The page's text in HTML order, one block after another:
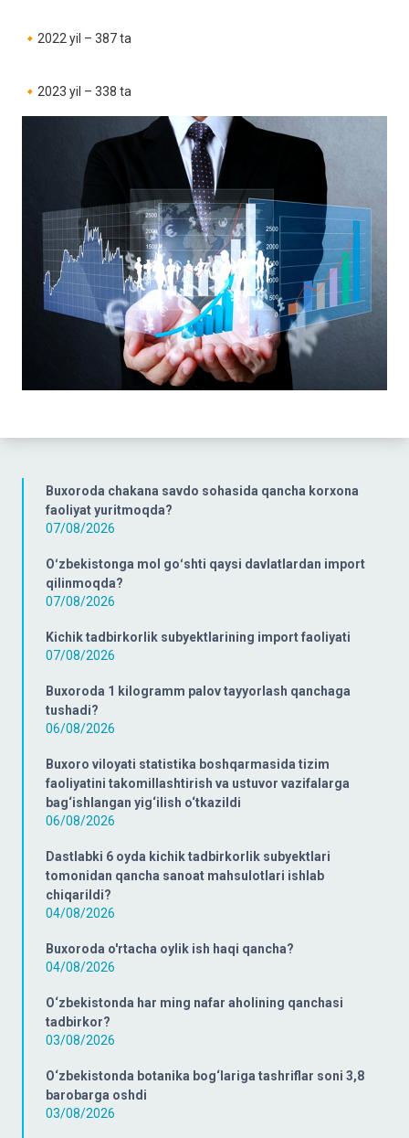
Buxoroda chakana savdo sohasida qancha korxona
faoliyat yuritmoqda?
07/08/2026
Oʻzbekistonga mol goʻshti qaysi davlatlardan import
qilinmoqda?
07/08/2026
Kichik tadbirkorlik subyektlarining import faoliyati
07/08/2026
Buxoroda 1 kilogramm palov tayyorlash qanchaga
tushadi?
06/08/2026
Buxoro viloyati statistika boshqarmasida tizim
faoliyatini takomillashtirish va ustuvor vazifalarga
bag‘ishlangan yig‘ilish o‘tkazildi
06/08/2026
Dastlabki 6 oyda kichik tadbirkorlik subyektlari
tomonidan qancha sanoat mahsulotlari ishlab
chiqarildi?
04/08/2026
Buxoroda o'rtacha oylik ish haqi qancha?
04/08/2026
O‘zbekistonda har ming nafar aholining qanchasi
tadbirkor?
03/08/2026
O‘zbekistonda botanika bog‘lariga tashriflar soni 3,8
barobarga oshdi
03/08/2026
🔸2022 yil – 387 ta
🔸2023 yil – 338 ta